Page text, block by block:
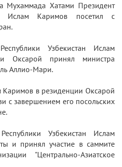
Мухаммада Хатами Президент
Ислам Каримов посетил с
Узбекистан Ислам
Оксарой принял министра
Аллио-Мари.
в резиденции Оксарой
с завершением его посольских
Узбекистан Ислам
и принял участие в саммите
"Центрально-Азиатское